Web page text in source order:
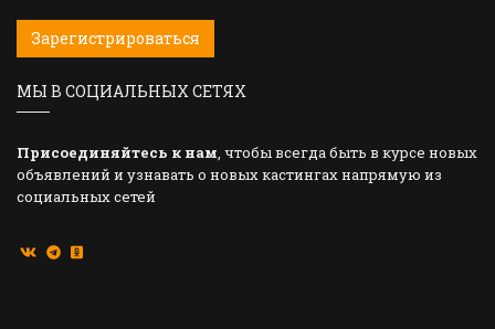
Зарегистрироваться
МЫ В СОЦИАЛЬНЫХ СЕТЯХ
Присоединяйтесь к нам, чтобы всегда быть в курсе новых
объявлений и узнавать о новых кастингах напрямую из
социальных сетей